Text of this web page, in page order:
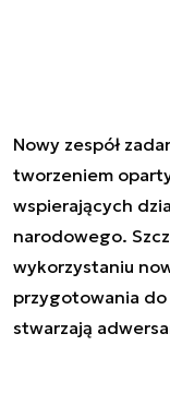
Nowy zespół
tworzeniem
wspierających
narodowego.
wykorzystaniu
przygotowania
stwarzają